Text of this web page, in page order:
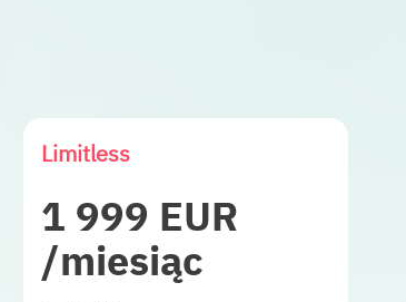
Limitless
1 999 EUR
/miesiąc